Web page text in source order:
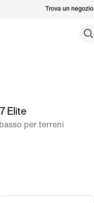
Trova un negozio
Elite
per terreni